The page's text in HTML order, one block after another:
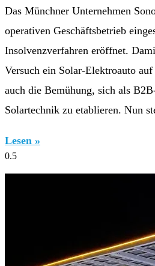
Das Münchner Unternehmen
operativen Geschäftsbetrieb
Insolvenzverfahren eröffnet.
Versuch ein Solar-Elektroauto
auch die Bemühung, sich als
Solartechnik zu etablieren. Nun
Lesen »